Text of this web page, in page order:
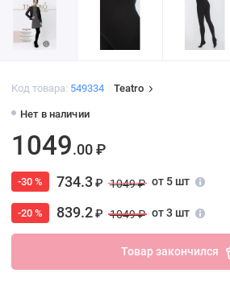
Код товара: 549334 Teatro
Нет в наличии
1049.00 ₽
-30 % 734.3₽ 1049 ₽ от 5 шт
-20 % 839.2₽ 1049 ₽ от 3 шт
Товар закончился